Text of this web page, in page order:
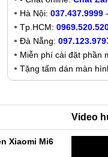
Hà Nội: 037.437.9999 -
Tp.HCM:
Đà Nẵng:
Miễn phí cài đặt phần
Tặng tấm dán màn
Xiaomi Mi6
Video